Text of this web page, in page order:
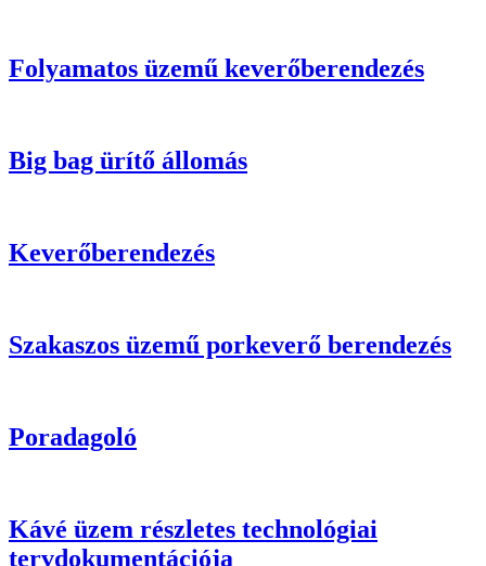
Folyamatos üzemű keverőberendezés
Big bag ürítő állomás
Keverőberendezés
Szakaszos üzemű porkeverő berendezés
Poradagoló
Kávé üzem részletes technológiai
tervdokumentációja